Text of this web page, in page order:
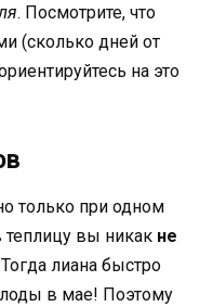
. Посмотрите, что
(сколько дней от
на это
только при одном
теплицу вы никак не
лиана быстро
в мае! Поэтому